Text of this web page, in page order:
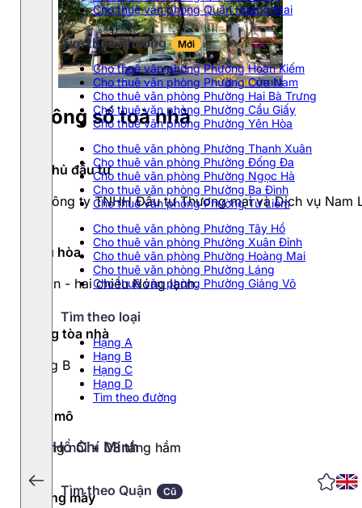
Cho thuê văn phòng Quận Hoàng Mai
Tìm theo Phường Mới
Cho thuê văn phòng Phường Hoàn Kiếm
Cho thuê văn phòng Phường Cửa Nam
Cho thuê văn phòng Phường Hai Bà Trưng
Cho thuê văn phòng Phường Cầu Giấy
Cho thuê văn phòng Phường Yên Hòa
Cho thuê văn phòng Phường Thanh Xuân
Cho thuê văn phòng Phường Đống Đa
Cho thuê văn phòng Phường Ngọc Hà
Cho thuê văn phòng Phường Ba Đình
Cho thuê văn phòng Phường Từ Liêm
Cho thuê văn phòng Phường Tây Hồ
Cho thuê văn phòng Phường Xuân Đỉnh
Cho thuê văn phòng Phường Hoàng Mai
Cho thuê văn phòng Phường Láng
Cho thuê văn phòng Phường Giảng Võ
Tìm theo loại
Hạng A
Hạng B
Hạng C
Hạng D
Tìm theo đường
Hồ Chí Minh
Tìm theo Quận Cũ
Thông số toà nhà
Chủ đầu tư
Công ty TNHH Đầu tư Thương mại và Dịch vụ Nam
Điều hòa
Dakin - hai chiều Nóng lạnh.
Hạng tòa nhà
Hạng B
Quy mô
9 tầng nổi + 03 tầng hầm
Thang máy